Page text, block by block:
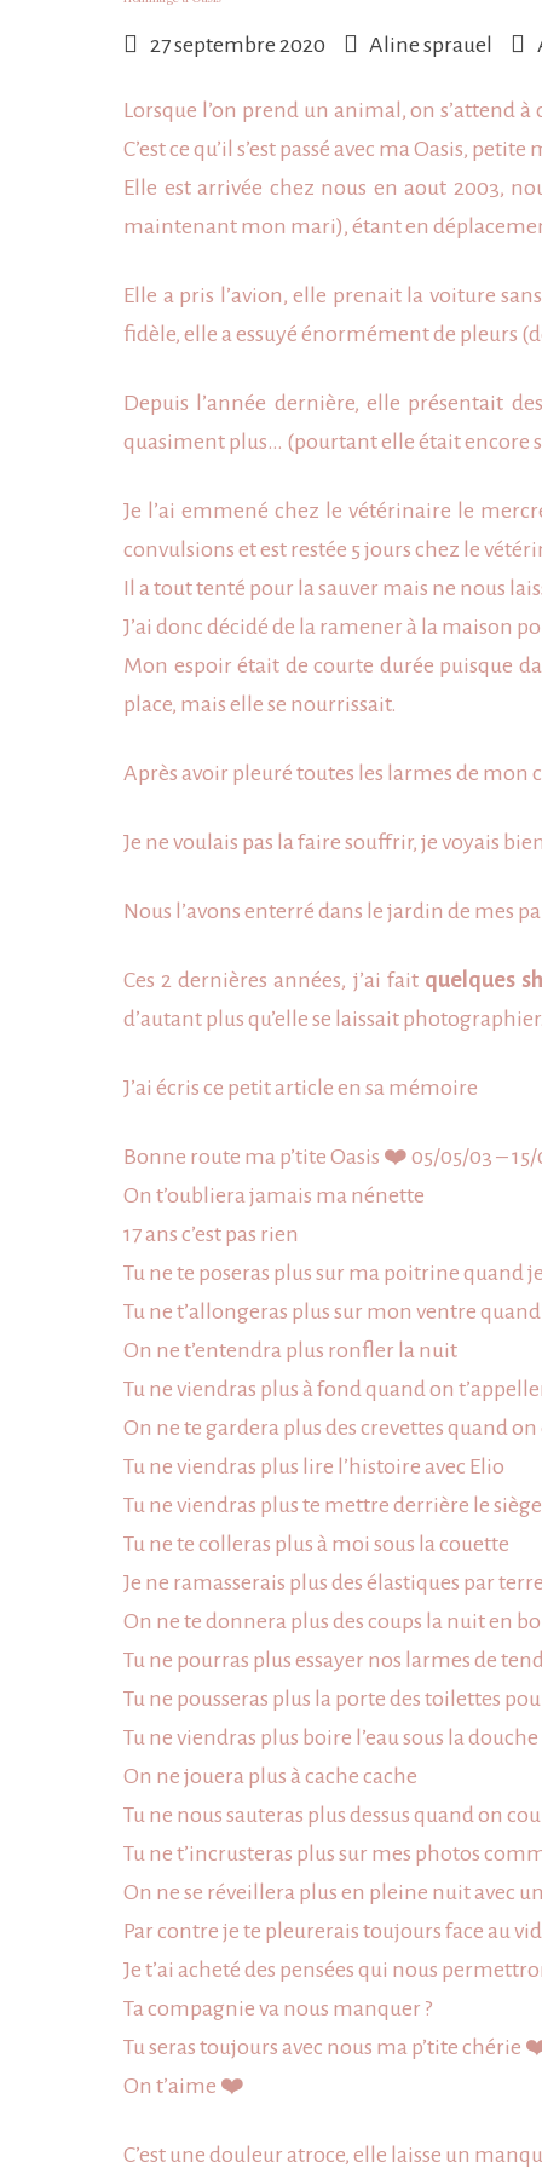
27 septembre 2020 Aline sprauel
Lorsque l’on prend un animal, on s’attend
C’est ce qu’il s’est passé avec ma Oasis,
Elle est arrivée chez nous en aout 2003,
maintenant mon mari), étant en
Elle a pris l’avion, elle prenait la voiture
fidèle, elle a essuyé énormément de pleurs
Depuis l’année dernière, elle présentait
quasiment plus… (pourtant elle était encore
Je l’ai emmené chez le vétérinaire le
convulsions et est restée 5 jours chez le
Il a tout tenté pour la sauver mais ne nous
J’ai donc décidé de la ramener à la maison
Mon espoir était de courte durée puisque
place, mais elle se nourrissait.
Après avoir pleuré toutes les larmes de mon
Je ne voulais pas la faire souffrir, je voyais
Nous l’avons enterré dans le jardin de mes
Ces 2 dernières années, j’ai fait quelques
d’autant plus qu’elle se laissait photographier.
J’ai écris ce petit article en sa mémoire
Bonne route ma p’tite Oasis ❤️ 05/05/03 –
On t’oubliera jamais ma nénette
17 ans c’est pas rien
Tu ne te poseras plus sur ma poitrine quand
Tu ne t’allongeras plus sur mon ventre
On ne t’entendra plus ronfler la nuit
Tu ne viendras plus à fond quand on
On ne te gardera plus des crevettes quand
Tu ne viendras plus lire l’histoire avec Elio
Tu ne viendras plus te mettre derrière le
Tu ne te colleras plus à moi sous la couette
Je ne ramasserais plus des élastiques par
On ne te donnera plus des coups la nuit en
Tu ne pourras plus essayer nos larmes de
Tu ne pousseras plus la porte des toilettes
Tu ne viendras plus boire l’eau sous la douche
On ne jouera plus à cache cache
Tu ne nous sauteras plus dessus quand on
Tu ne t’incrusteras plus sur mes photos
On ne se réveillera plus en pleine nuit avec
Par contre je te pleurerais toujours face au
Je t’ai acheté des pensées qui nous
Ta compagnie va nous manquer ?
Tu seras toujours avec nous ma p’tite chérie
On t’aime ❤️
C’est une douleur atroce, elle laisse un